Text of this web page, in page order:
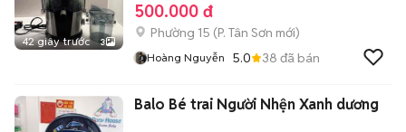
42 giây trước 3
500.000 đ
Phường 15 (P. Tân Sơn mới)
Hoàng Nguyễn 5.0 38 đã bán
Balo Bé trai Người Nhện Xanh dương